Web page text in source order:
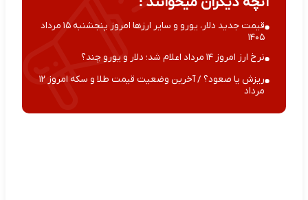
قیمت جدید دلار، یورو و سایر ارزها امروز پنجشنبه ۱۵ مرداد
۱۴۰۵
نرخ ارز امروز ۱۴ مرداد اعلام شد؛ دلار و یورو چند؟
ریزش یا صعود؟ / آخرین وضعیت قیمت طلا و سکه امروز ۱۲
مرداد